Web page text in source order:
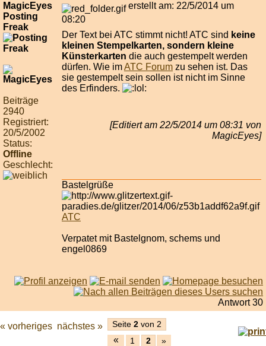
MagicEyes
Posting
Freak
Beiträge
2940
Registriert:
20/5/2002
Status:
Offline
Geschlecht:
erstellt am: 22/5/2014 um
08:20
Der Text bei ATC stimmt nicht! ATC sind keine
kleinen Stempelkarten, sondern kleine
Künsterkarten die auch gestempelt werden
dürfen. Wie imATC Forum zu sehen ist. Das
sie gestempelt sein sollen ist nicht im Sinne
des Erfinders.
[Editiert am 22/5/2014 um 08:31 von
MagicEyes]
Bastelgrüße
ATC
Verpatet mit Bastelgnom, schems und
engel0869
Antwort 30
« vorheriges nächstes » Seite 2von 2
« 1 2 »